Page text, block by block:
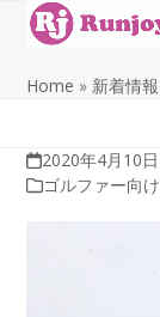
Open
mobile
menu
Close
mobile
menu
Home » 新着情報
2020年4月10日
ゴルファー向け